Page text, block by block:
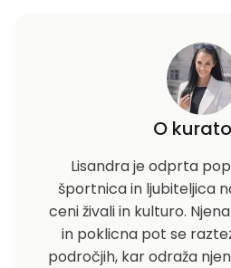
O
Lisandra je odprta
športnica in ljubiteljica
ceni živali in kulturo.
in poklicna pot se
področjih, kar odraža